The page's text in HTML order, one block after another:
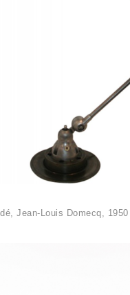
Jean-Louis Domecq,